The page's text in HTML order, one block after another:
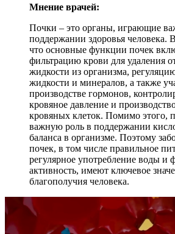
Мнение врачей:
Почки – это органы, играющие
поддержании здоровья человека.
что основные функции почек
фильтрацию крови для удаления
жидкости из организма,
жидкости и минералов, а также
производстве гормонов,
кровяное давление и
кровяных клеток. Помимо этого,
важную роль в поддержании
баланса в организме. Поэтому
почек, в том числе правильное
регулярное употребление воды и
активность, имеют ключевое
благополучия человека.